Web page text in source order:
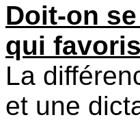
Doit-on
qui
La
et une